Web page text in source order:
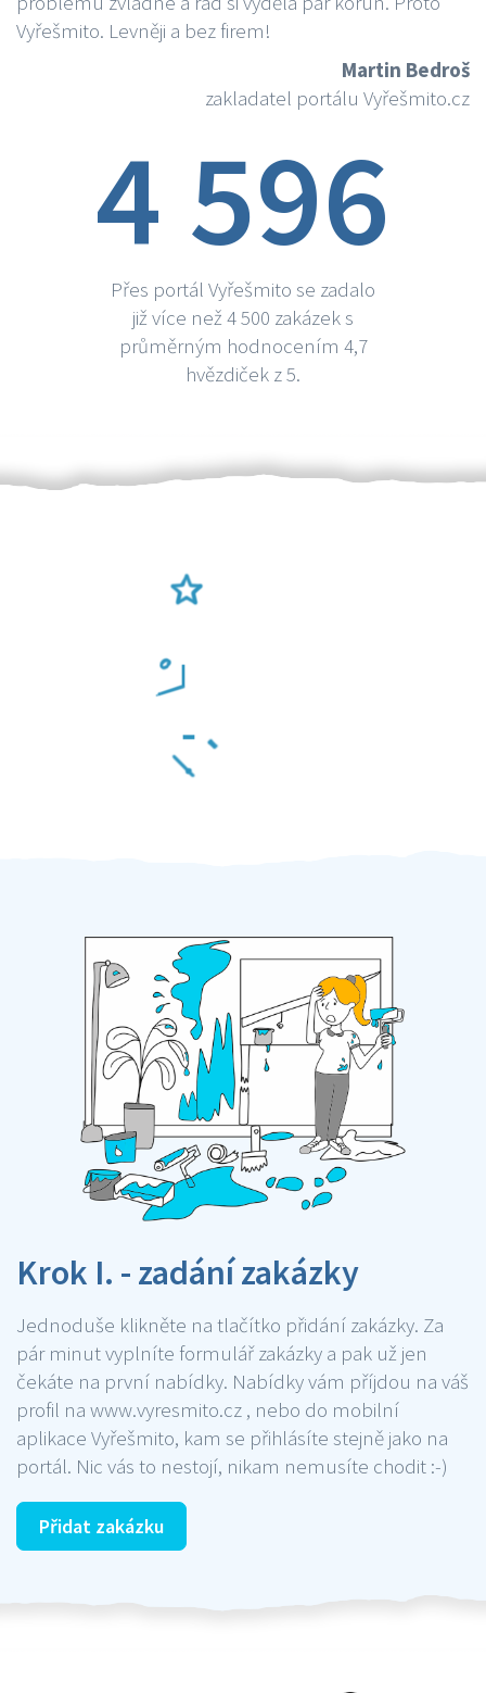
Vyřešmito. Levněji a bez firem!
Martin Bedroš
zakladatel portálu Vyřešmito.cz
4 596
Přes portál Vyřešmito se zadalo
již více než 4 500 zakázek s
průměrným hodnocením 4,7
hvězdiček z 5.
Krok I. - zadání zakázky
Jednoduše klikněte na tlačítko přidání zakázky. Za
pár minut vyplníte formulář zakázky a pak už jen
čekáte na první nabídky. Nabídky vám příjdou na váš
profil na www.vyresmito.cz , nebo do mobilní
aplikace Vyřešmito, kam se přihlásíte stejně jako na
portál. Nic vás to nestojí, nikam nemusíte chodit :-)
Přidat zakázku